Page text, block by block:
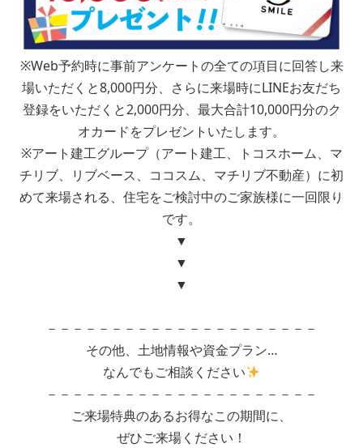
※Web予約時に事前アンケートの全ての項目に回答し来
場いただくと8,000円分、さらに来場時にLINEお友だち
登録をいただくと2,000円分、最大合計10,000円分のク
オカードをプレゼントいたします。
※アート建工グループ（アート建工、トコスホーム、マ
チリブ、リブベース、ココスム、マチリブ不動産）に初
めて来場される、住宅をご検討中のご家族様に一回限り
です。
▼
▼
▼
－－－－－－－－－－－－－－－－－－－－－
その他、土地情報や資金プラン…
なんでもご相談ください
－－－－－－－－－－－－－－－－－－－－－
ご来場特典のあるお得なこの期間に、
ぜひご来場ください！
住宅が狭い
家賃がもったいない
場所が不便
住宅が古い
結婚
収納が狭い
買替え
出産
同居
その他の場合ご記入ください
■問８.現在のお住まいについてお聞かせください